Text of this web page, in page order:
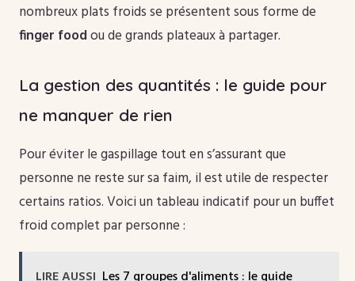
nombreux plats froids se présentent sous forme de
finger foodou de grands plateaux à partager.
La gestion des quantités : le guide pour
ne manquer de rien
Pour éviter le gaspillage tout en s’assurant que
personne ne reste sur sa faim, il est utile de respecter
certains ratios. Voici un tableau indicatif pour un buffet
froid complet par personne :